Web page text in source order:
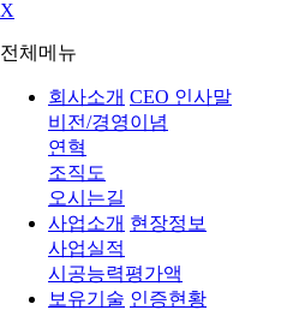
X
전체메뉴
회사소개 CEO 인사말
비전/경영이념
연혁
조직도
오시는길
사업소개 현장정보
사업실적
시공능력평가액
보유기술 인증현황